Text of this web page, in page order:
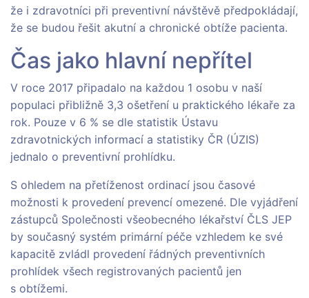
že i zdravotníci při preventivní návštěvě předpokládají,
že se budou řešit akutní a chronické obtíže pacienta.
Čas jako hlavní nepřítel
V roce 2017 připadalo na každou 1 osobu v naší
populaci přibližně 3,3 ošetření u praktického lékaře za
rok. Pouze v 6 % se dle statistik Ústavu
zdravotnických informací a statistiky ČR (ÚZIS)
jednalo o preventivní prohlídku.
S ohledem na přetíženost ordinací jsou časové
možnosti k provedení prevencí omezené. Dle vyjádření
zástupců Společnosti všeobecného lékařství ČLS JEP
by současný systém primární péče vzhledem ke své
kapacitě zvládl provedení řádných preventivních
prohlídek všech registrovaných pacientů jen
s obtížemi.